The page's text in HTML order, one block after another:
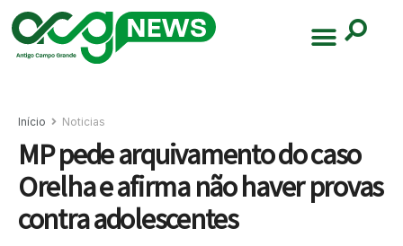
Início Noticias
MP pede arquivamento do caso
Orelha e afirma não haver provas
contra adolescentes